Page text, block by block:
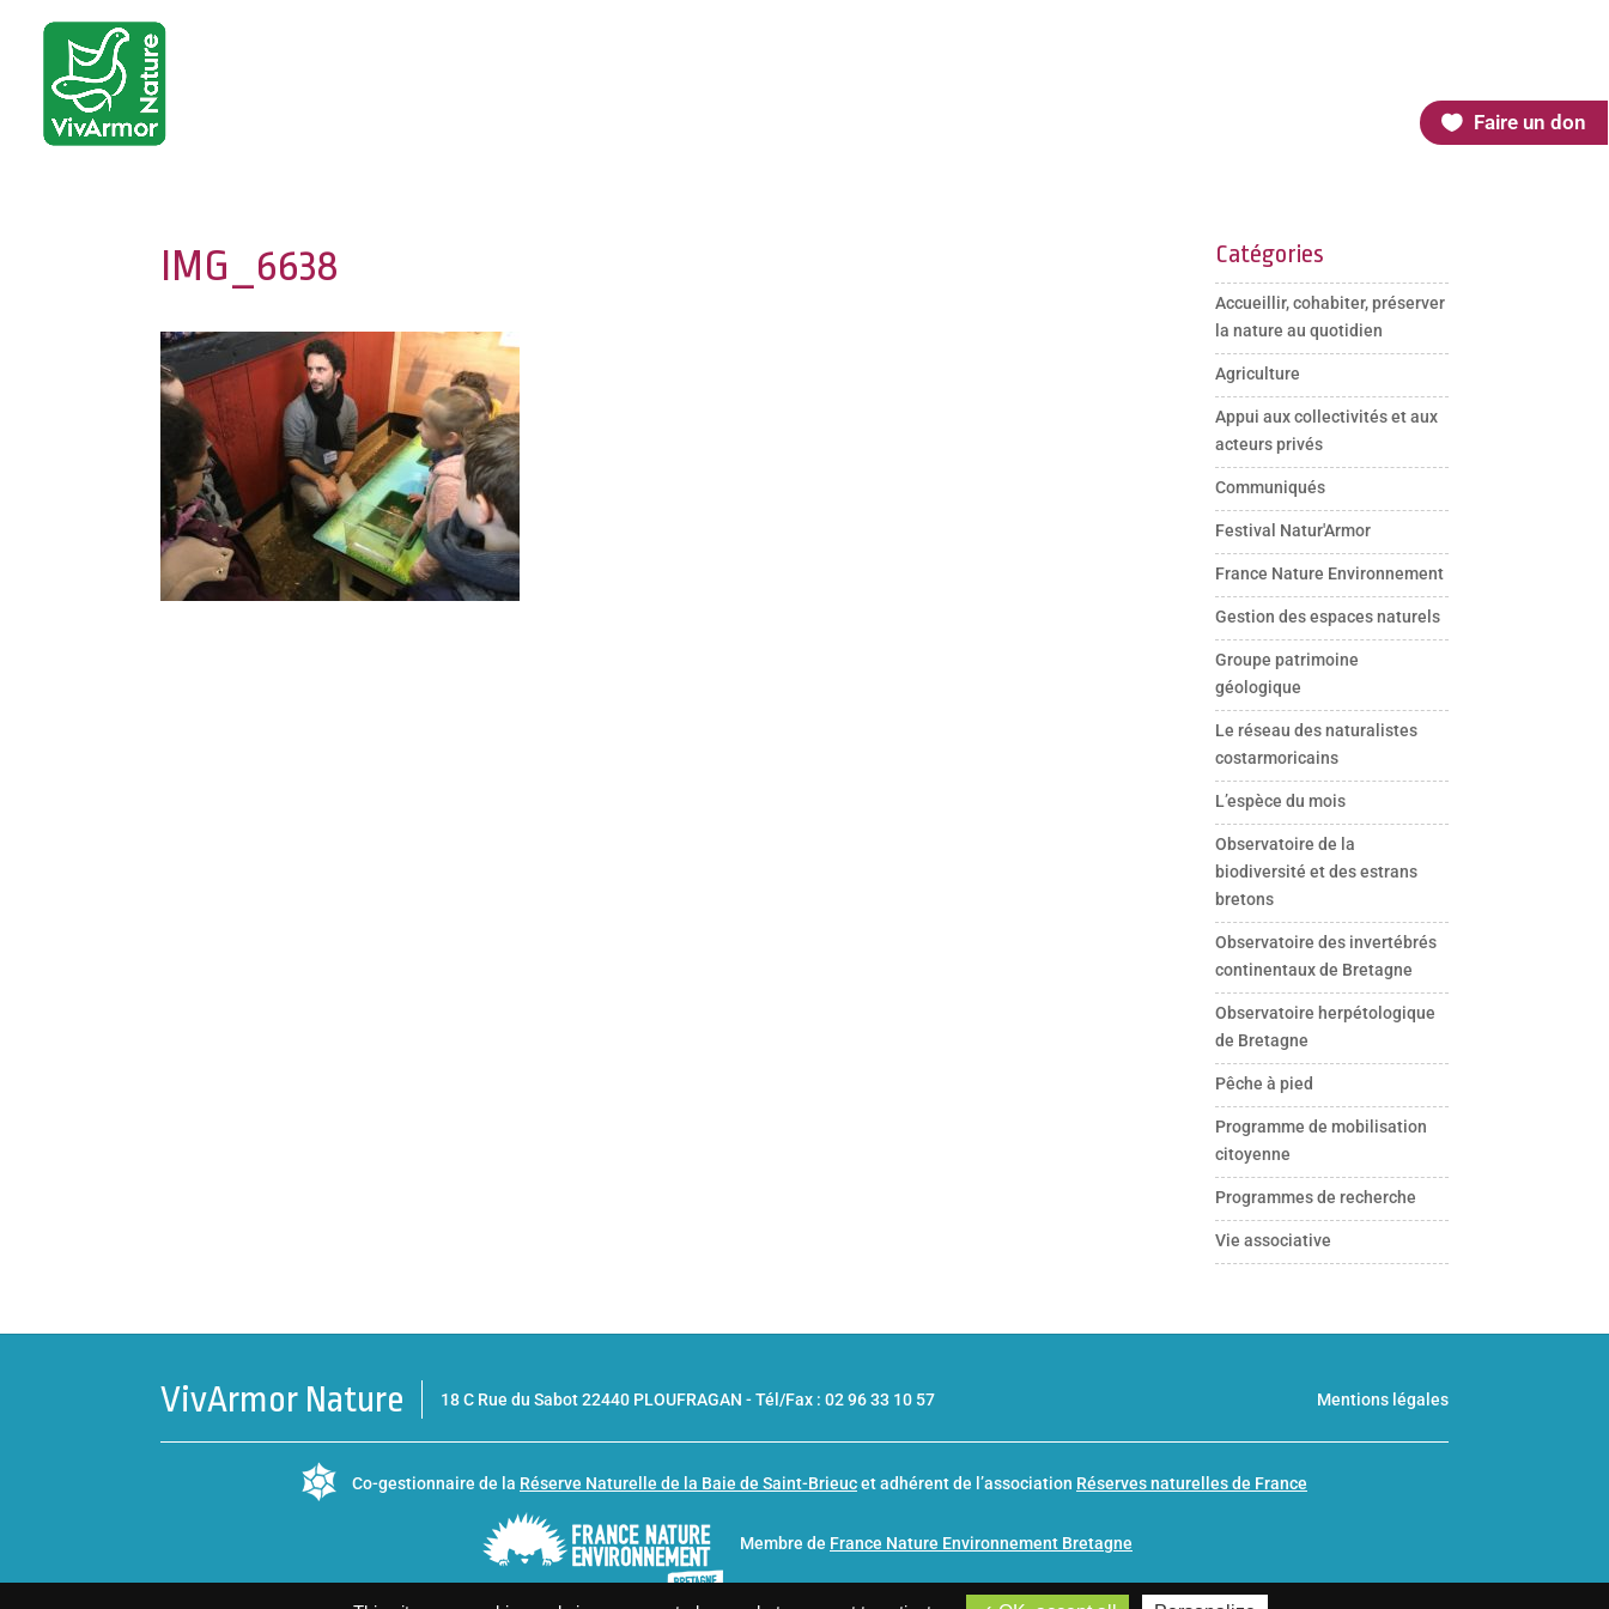
Faire un don
IMG_6638 Catégories
Accueillir, cohabiter, préserver
la nature au quotidien
Agriculture
Appui aux collectivités et aux
acteurs privés
Communiqués
Festival Natur'Armor
France Nature Environnement
Gestion des espaces naturels
Groupe patrimoine
géologique
Le réseau des naturalistes
costarmoricains
L’espèce du mois
Observatoire de la
biodiversité et des estrans
bretons
Observatoire des invertébrés
continentaux de Bretagne
Observatoire herpétologique
de Bretagne
Pêche à pied
Programme de mobilisation
citoyenne
Programmes de recherche
Vie associative
VivArmor Nature 18 C Rue du Sabot 22440 PLOUFRAGAN -Tél/Fax : 02 96 33 10 57 Mentions légales
Co-gestionnaire de la Réserve Naturelle de la Baie de Saint-Brieucet adhérent de l’association Réserves naturelles de France
Membre de France Nature Environnement Bretagne